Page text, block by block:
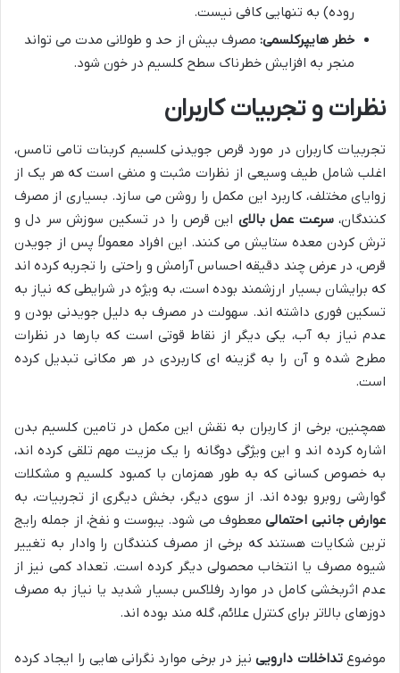
روده) به تنهایی کافی نیست.
خطر هایپرکلسمی: مصرف بیش از حد و طولانی مدت می تواند
منجر به افزایش خطرناک سطح کلسیم در خون شود.
نظرات و تجربیات کاربران
تجربیات کاربران در مورد قرص جویدنی کلسیم کربنات تامی تامس،
اغلب شامل طیف وسیعی از نظرات مثبت و منفی است که هر یک از
زوایای مختلف، کاربرد این مکمل را روشن می سازد. بسیاری از مصرف
کنندگان،سرعت عمل بالای این قرص را در تسکین سوزش سر دل و
ترش کردن معده ستایش می کنند. این افراد معمولاً پس از جویدن
قرص، در عرض چند دقیقه احساس آرامش و راحتی را تجربه کرده اند
که برایشان بسیار ارزشمند بوده است، به ویژه در شرایطی که نیاز به
تسکین فوری داشته اند. سهولت در مصرف به دلیل جویدنی بودن و
عدم نیاز به آب، یکی دیگر از نقاط قوتی است که بارها در نظرات
مطرح شده و آن را به گزینه ای کاربردی در هر مکانی تبدیل کرده
است.
همچنین، برخی از کاربران به نقش این مکمل در تامین کلسیم بدن
اشاره کرده اند و این ویژگی دوگانه را یک مزیت مهم تلقی کرده اند،
به خصوص کسانی که به طور همزمان با کمبود کلسیم و مشکلات
گوارشی روبرو بوده اند. از سوی دیگر، بخش دیگری از تجربیات، به
عوارض جانبی احتمالیمعطوف می شود. یبوست و نفخ، از جمله رایج
ترین شکایات هستند که برخی از مصرف کنندگان را وادار به تغییر
شیوه مصرف یا انتخاب محصولی دیگر کرده است. تعداد کمی نیز از
عدم اثربخشی کامل در موارد رفلاکس بسیار شدید یا نیاز به مصرف
دوزهای بالاتر برای کنترل علائم، گله مند بوده اند.
موضوعتداخلات دارویینیز در برخی موارد نگرانی هایی را ایجاد کرده